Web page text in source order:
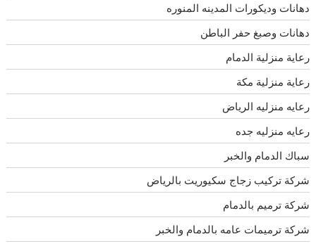
دهانات وديكورات المدينه المنوره
دهانات وصبغ حفر الباطن
رعاية منزلية الدمام
رعاية منزلية مكة
رعايه منزليه الرياض
رعايه منزليه جده
سباك الدمام والخبر
شركة تركيب زجاج سكيوريت بالرياض
شركة ترميم بالدمام
شركة ترميمات عامه بالدمام والخبر